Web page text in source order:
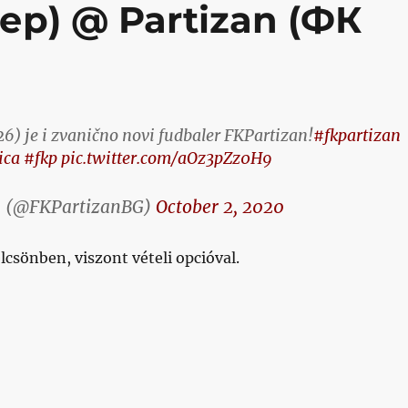
@ Partizan (ФК
je i zvanično novi fudbaler FKPartizan!#fkpartizan
#fkppic.twitter.com/aOz3pZz0H9
October 2, 2020
viszont vételi opcióval.